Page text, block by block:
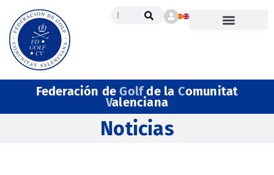
Federación deGolfde la Comunitat
Valenciana
Noticias